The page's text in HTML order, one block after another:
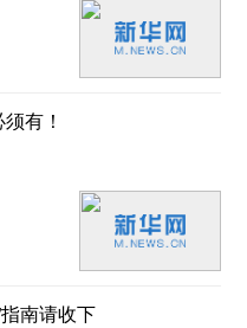
有！
南请收下